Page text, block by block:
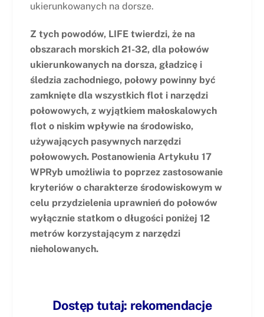
ukierunkowanych na dorsze.
Z tych powodów, LIFE twierdzi, że na
obszarach morskich 21-32, dla połowów
ukierunkowanych na dorsza, gładzicę i
śledzia zachodniego, połowy powinny być
zamknięte dla wszystkich flot i narzędzi
połowowych, z wyjątkiem małoskalowych
flot o niskim wpływie na środowisko,
używających pasywnych narzędzi
połowowych. Postanowienia Artykułu 17
WPRyb umożliwia to poprzez zastosowanie
kryteriów o charakterze środowiskowym w
celu przydzielenia uprawnień do połowów
wyłącznie statkom o długości poniżej 12
metrów korzystającym z narzędzi
nieholowanych.
Dostęp tutaj: rekomendacje